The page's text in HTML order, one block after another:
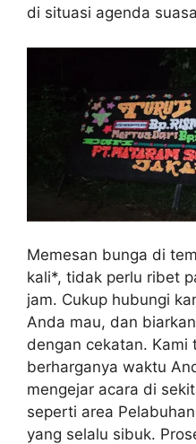
di situasi agenda
Memesan bunga di
kali*, tidak perlu ribet
jam. Cukup hubungi
Anda mau, dan
dengan cekatan. Kami
berharganya waktu
mengejar acara di
seperti area
yang selalu sibuk.